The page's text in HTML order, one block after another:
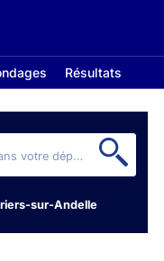
Résultats
sur-Andelle